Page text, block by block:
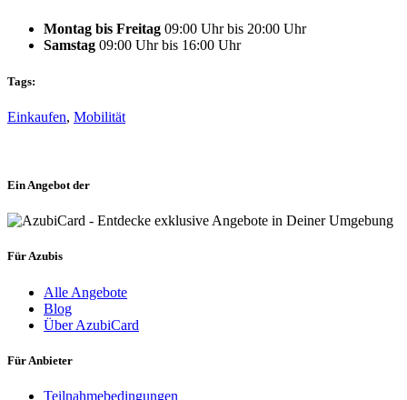
Montag bis Freitag 09:00 Uhr bis 20:00 Uhr
Samstag 09:00 Uhr bis 16:00 Uhr
Tags:
Einkaufen, Mobilität
Ein Angebot der
Für Azubis
Alle Angebote
Blog
Über AzubiCard
Für Anbieter
Teilnahmebedingungen